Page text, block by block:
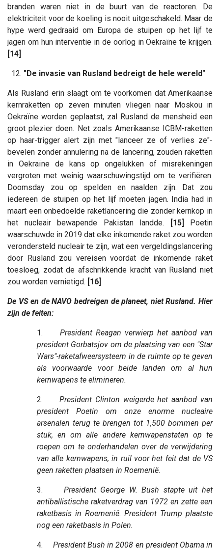
branden waren niet in de buurt van de reactoren. De
elektriciteit voor de koeling is nooit uitgeschakeld. Maar de
hype werd gedraaid om Europa de stuipen op het lijf te
jagen om hun interventie in de oorlog in Oekraïne te krijgen.
[14]
12. "De invasie van Rusland bedreigt de hele wereld"
Als Rusland erin slaagt om te voorkomen dat Amerikaanse
kernraketten op zeven minuten vliegen naar Moskou in
Oekraïne worden geplaatst, zal Rusland de mensheid een
groot plezier doen. Net zoals Amerikaanse ICBM-raketten
op haar-trigger alert zijn met "lanceer ze of verlies ze"-
bevelen zonder annulering na de lancering, zouden raketten
in Oekraïne de kans op ongelukken of misrekeningen
vergroten met weinig waarschuwingstijd om te verifiëren.
Doomsday zou op spelden en naalden zijn. Dat zou
iedereen de stuipen op het lijf moeten jagen. India had in
maart een onbedoelde raketlancering die zonder kernkop in
het nucleair bewapende Pakistan landde. [15]
Poetin
waarschuwde in 2019 dat elke inkomende raket zou worden
verondersteld nucleair te zijn, wat een vergeldingslancering
door Rusland zou vereisen voordat de inkomende raket
toesloeg, zodat de afschrikkende kracht van Rusland niet
zou worden vernietigd. [16]
De VS en de NAVO bedreigen de planeet, niet Rusland. Hier
zijn de feiten:
1. President Reagan verwierp het aanbod van
president Gorbatsjov om de plaatsing van een "Star
Wars"-raketafweersysteem in de ruimte op te geven
als voorwaarde voor beide landen om al hun
kernwapens te elimineren.
2. President Clinton weigerde het aanbod van
president Poetin om onze enorme nucleaire
arsenalen terug te brengen tot 1,500 bommen per
stuk, en om alle andere kernwapenstaten op te
roepen om te onderhandelen over de verwijdering
van alle kernwapens, in ruil voor het feit dat de VS
geen raketten plaatsen in Roemenië.
3. President George W. Bush stapte uit het
antiballistische raketverdrag van 1972 en zette een
raketbasis in Roemenië. President Trump plaatste
nog een raketbasis in Polen.
4. President Bush in 2008 en president Obama in